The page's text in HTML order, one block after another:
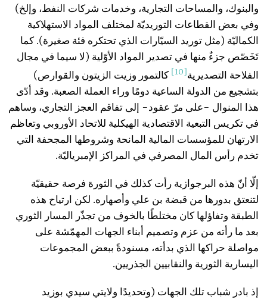
والبنوك، والمساحات التجارية، وخدمات شركات النفط، وإلخ)
وفي بعض القطاعات التوريديّة لمختلف المواد الاستهلاكية
الكماليّة (مثل توريد السيّارات الذي تحتكره فئة صغيرة). كما
تَخَصّص جزءٌ منها في تصدير المواد الأوّلية (لا سيما في مجال
الفلاحة التصديرية[10]
كالتمور وزيت الزيتون والقوارص)
بتشجيع من الدولة الساعية دومًا وراء العملة الصعبة. وقد أدّى
هذا المنوال -على مرّ عقود- إلى تفاقم العجز التجاري، وساهم
في تكريس التبعية الاقتصادية الهيكلية للاتحاد الأوروبي وتعاظم
الارتهان للمؤسسات المالية المانحة وشروطها المجحفة التي
تخدم رأس المال المصرفي في المراكز الإمبرياليّة.
إلّا أنّ هذه البرجوازية رأت كذلك في الثورة فرصة حقيقيّة
لتنعتق بدورها من قبضة بن علي وأصهاره. لكن ارتياح هذه
الطبقة وتفاؤلها كان مختلطًا بالخوف من تجذّر المسار الثوري
بعد ما رأته من عزم وتصميم أبناء الجهات المهمّشة على
مواصلة حراكها الذي بدأته، مسنودةً ببعض المجموعات
اليسارية الثورية والنقابيين الجذريين.
إذ بادر شباب تلك الجهات (وتحديدًا ولايتي سيدي بوزيد